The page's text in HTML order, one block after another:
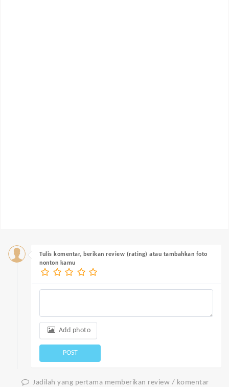
Tulis komentar, berikan review (rating) atau tambahkan foto
nonton kamu
Add photo
POST
Jadilah yang pertama memberikan review / komentar